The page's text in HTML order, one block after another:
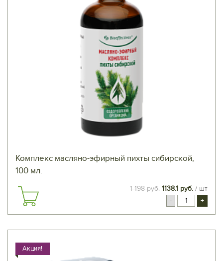
Комплекс масляно-эфирный пихты сибирской,
100 мл.
1 198 руб. 1138.1 руб. / шт
-
+
Акция!